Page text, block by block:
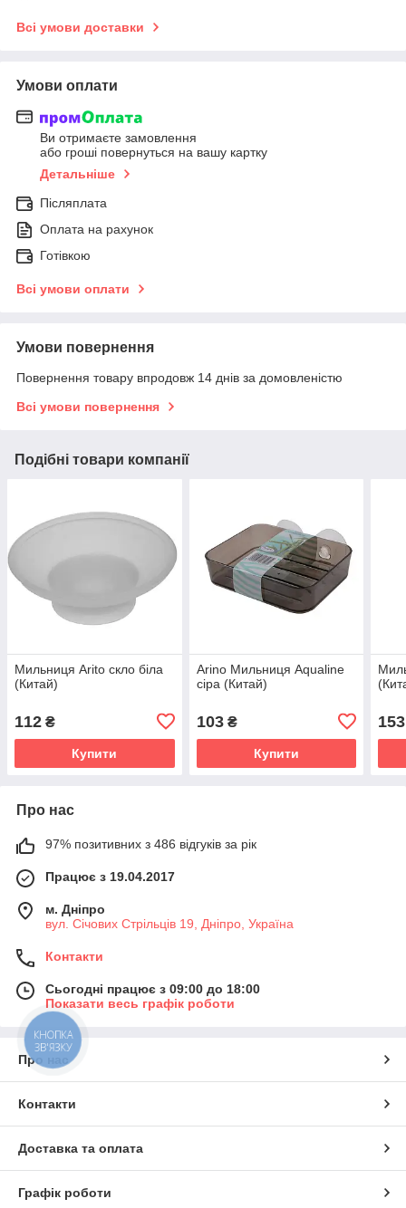
Всі умови доставки
Умови оплати
Ви отримаєте замовлення
або гроші повернуться на вашу картку
Детальніше
Післяплата
Оплата на рахунок
Готівкою
Всі умови оплати
Умови повернення
Повернення товару впродовж 14 днів за домовленістю
Всі умови повернення
Подібні товари компанії
Мильниця Arito скло біла
(Китай)
112 ₴
Купити
Arino Мильниця Aqualine
сіра (Китай)
103₴
Купити
153
Про нас
97% позитивних з 486 відгуків за рік
Працює з 19.04.2017
м. Дніпро
вул. Січових Стрільців 19, Дніпро, Україна
Контакти
Сьогодні працює з 09:00 до 18:00
Показати весь графік роботи
Про нас
Контакти
Доставка та оплата
Графік роботи
КНОПКА
ЗВ'ЯЗКУ